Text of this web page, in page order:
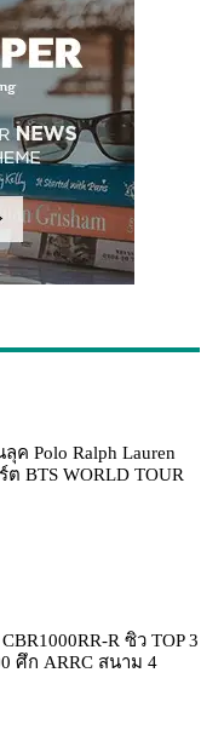
ค Polo Ralph Lauren
ต BTS WORLD TOUR
R ซิว TOP 3
ศึก ARRC สนาม 4